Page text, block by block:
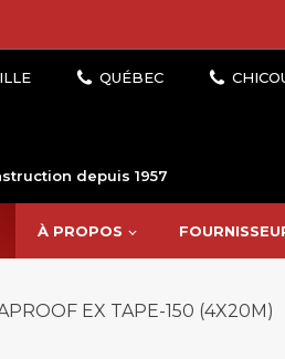
depuis 1957
À PROPOS
EX TAPE-150 (4X20M)